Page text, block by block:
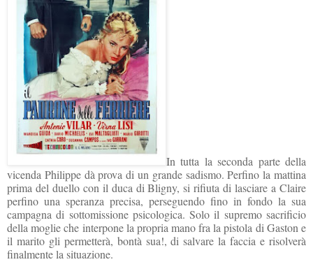
In tutta la seconda parte della
vicenda Philippe dà prova di un grande sadismo. Perfino la mattina
prima del duello con il duca di Bligny, si rifiuta di lasciare a Claire
perfino una speranza precisa, perseguendo fino in fondo la sua
campagna di sottomissione psicologica. Solo il supremo sacrificio
della moglie che interpone la propria mano fra la pistola di Gaston e
il marito gli permetterà, bontà sua!, di salvare la faccia e risolverà
finalmente la situazione.